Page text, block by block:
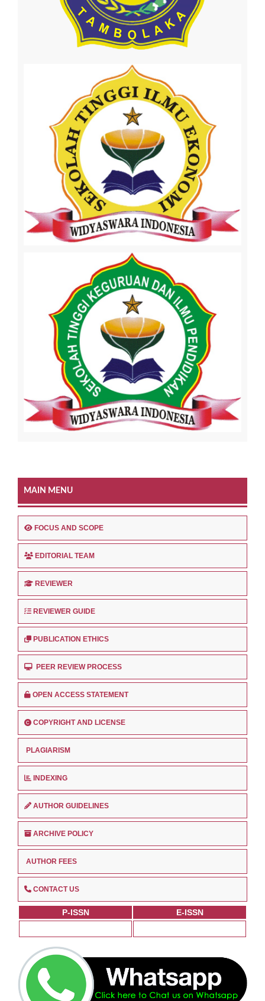
MAIN MENU
FOCUS AND SCOPE
EDITORIAL TEAM
REVIEWER
REVIEWER GUIDE
PUBLICATION ETHICS
PEER REVIEW PROCESS
OPEN ACCESS STATEMENT
COPYRIGHT AND LICENSE
PLAGIARISM
INDEXING
AUTHOR GUIDELINES
ARCHIVE POLICY
AUTHOR FEES
CONTACT US
P-ISSN E-ISSN